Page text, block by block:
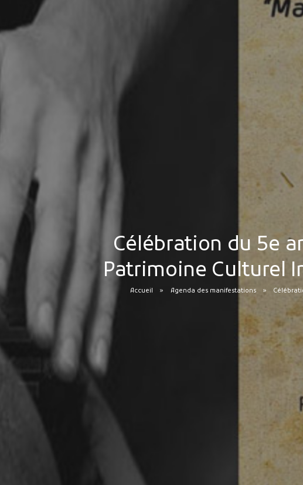
Célébration du 5e
Patrimoine Culturel
Accueil Agenda des manifestations